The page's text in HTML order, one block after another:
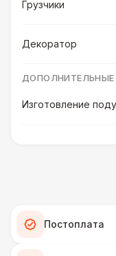
Грузчики
Декоратор
Изготовление
ШатерПостоплата